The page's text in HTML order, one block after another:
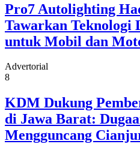
Pro7 Autolighting
Tawarkan Teknologi
untuk Mobil dan
Advertorial
8
KDM Dukung
di Jawa Barat:
Mengguncang